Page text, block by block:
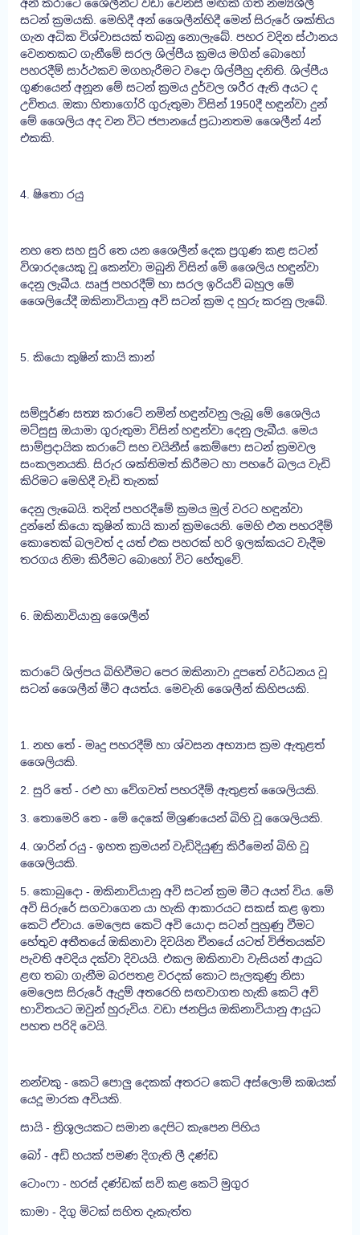
අන් කරාටේ ශෛලීන්ට වඩා වෙනස් මඟක් ගත් නම්‍යශීලී
සටන් ක්‍රමයකි. මෙහිදී අන් ශෛලීන්හිදී මෙන් සිරුරේ ශක්තිය
ගැන අධික විශ්වාසයක් තබනු නොලැබේ. පහර වදින ස්ථානය
වෙනතකට ගැනීමේ සරල ශිල්පීය ක්‍රමය මගින් බොහෝ
පහරදීම් සාර්ථකව මගහැරීමට වදො ශිල්පීහු දනිති. ශිල්පීය
ගුණයෙන් අනූන මේ සටන් ක්‍රමය දුර්වල ශරීර ඇති අයට ද
උචිතය. ඔකා හිතාගෝරි ගුරුතුමා විසින් 1950දී හඳුන්වා දුන්
මේ ශෛලිය අද වන විට ජපානයේ ප්‍රධානතම ශෛලීන් 4න්
එකකි.
4. ෂිතො රයු
නහ තෙ සහ සුරි තෙ යන ශෛලීන් දෙක ප්‍රගුණ කළ සටන්
විශාරදයෙකු වූ කෙන්වා මබුනි විසින් මේ ශෛලිය හඳුන්වා
දෙනු ලැබීය. ඍජු පහරදීම් හා සරල ඉරියව් බහුල මේ
ශෛලියේදී ඔකිනාවියානු අවි සටන් ක්‍රම ද හුරු කරනු ලැබේ.
5. කියො කුෂින් කායි කාන්
සම්පූර්ණ සත්‍ය කරාටේ නමින් හඳුන්වනු ලැබූ මේ ශෛලිය
මට්සුසු ඔයාමා ගුරුතුමා විසින් හඳුන්වා දෙනු ලැබීය. මෙය
සාම්ප්‍රදායික කරාටේ සහ චයිනීස් කෙම්පො සටන් ක්‍රමවල
සංකලනයකි. සිරුර ශක්තිමත් කිරීමට හා පහරේ බලය වැඩි
කිරිමට මෙහිදී වැඩි තැනක්
දෙනු ලැබෙයි. තදින් පහරදීමේ ක්‍රමය මුල් වරට හඳුන්වා
දුන්නේ කියො කුෂින් කායි කාන් ක්‍රමයෙනි. මෙහි එන පහරදීම්
කොතෙක් බලවත් ද යත් එක පහරක් හරි ඉලක්කයට වැදීම
තරගය නිමා කිරීමට බොහෝ විට හේතුවේ.
6. ඔකිනාවියානු ශෛලීන්
කරාටේ ශිල්පය බිහිවීමට පෙර ඔකිනාවා දූපතේ වර්ධනය වූ
සටන් ශෛලීන් මීට අයත්ය. මෙවැනි ශෛලීන් කිහිපයකි.
1. නහ තේ - මෘදු පහරදීම් හා ශ්වසන අභ්‍යාස ක්‍රම ඇතුළත්
ශෛලියකි.
2. සුරි තේ - රළු හා වේගවත් පහරදීම් ඇතුළත් ශෛලියකි.
3. තොමෙරි තෙ - මේ දෙකේ මිශ්‍රණයෙන් බිහි වූ ශෛලියකි.
4. ශාරින් රයු - ඉහත ක්‍රමයන් වැඩිදියුණු කිරීමෙන් බිහි වූ
ශෛලියකි.
5. කොබුදො - ඔකිනාවියානු අවි සටන් ක්‍රම මීට අයත් විය. මේ
අවි සිරුරේ සගවාගෙන යා හැකි ආකාරයට සකස් කළ ඉතා
කෙටි ඒවාය. මෙලෙස කෙටි අවි යොදා සටන් පුහුණු වීමට
හේතුව අතීතයේ ඔකිනාවා දිවයින චීනයේ යටත් විජිතයක්ව
පැවති අවදිය දක්වා දිවයයි. එකල ඔකිනාවා වැසියන් ආයුධ
ළඟ තබා ගැනීම බරපතළ වරදක් කොට සැලකුණු නිසා
මෙලෙස සිරුරේ ඇදුම් අතරෙහි සඟවාගත හැකි කෙටි අවි
භාවිතයට ඔවුන් හුරුවිය. වඩා ජනප්‍රිය ඔකිනාවියානු ආයුධ
පහත පරිදි වෙයි.
නන්චකු - කෙටි පොලු දෙකක් අතරට කෙටි අස්ලොම් කඹයක්
යෙදූ මාරක අවියකි.
සායි - ත්‍රිශූලයකට සමාන දෙපිට කැපෙන පිහිය
බෝ - අඩි හයක් පමණ දිගැති ලී දණ්ඩ
ටොංෆා - හරස් දණ්ඩක් සවි කළ කෙටි මුගුර
කාමා - දිගු මිටක් සහිත දෑකැත්ත